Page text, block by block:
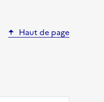
Haut de page